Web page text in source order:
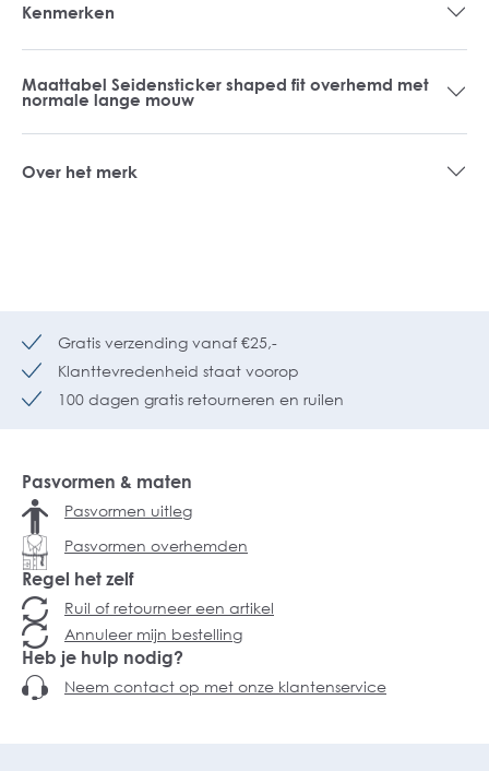
Kenmerken
Maattabel Seidensticker shaped fit overhemd met
normale lange mouw
Over het merk
Gratis verzending vanaf €25,-
Klanttevredenheid staat voorop
100 dagen gratis retourneren en ruilen
Pasvormen & maten
Pasvormen uitleg
Pasvormen overhemden
Regel het zelf
Ruil of retourneer een artikel
Annuleer mijn bestelling
Heb je hulp nodig?
Neem contact op met onze klantenservice